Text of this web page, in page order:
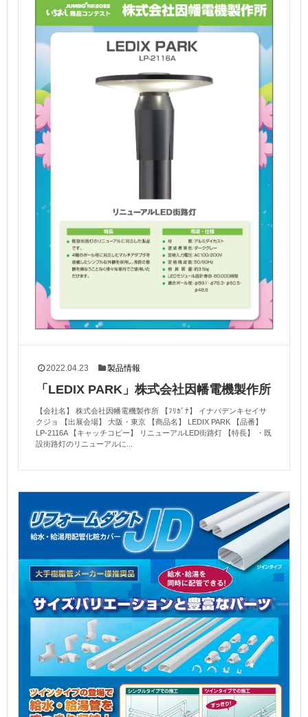
2022.04.23 製品情報
「LEDIX PARK」株式会社因幡電機製作所
【会社名】 株式会社因幡電機製作所 【ﾌﾘｶﾞﾅ】 イナバデンキセイサ
クジョ 【出展会場】 大阪・東京 【商品名】 LEDIX PARK 【品番】
LP-2116A 【キャッチコピー】 リニューアルLED街路灯 【特長】 ・既
設街路灯のリニューアルに...